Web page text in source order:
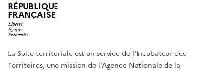
RÉPUBLIQUE
FRANÇAISE
La Suite territoriale est un service de l'Incubateur des
Territoires, une mission de l'Agence Nationale de la